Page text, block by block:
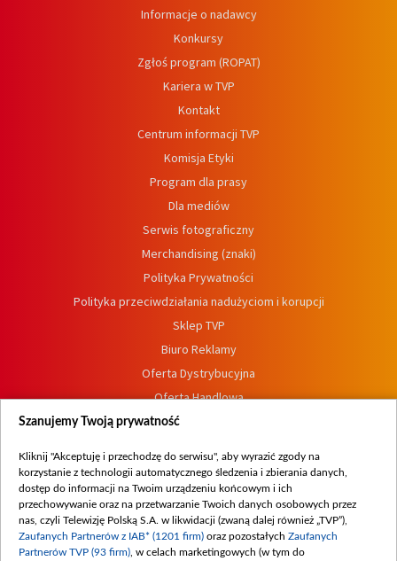
Informacje o nadawcy
Konkursy
Zgłoś program (ROPAT)
Kariera w TVP
Kontakt
Centrum informacji TVP
Komisja Etyki
Program dla prasy
Dla mediów
Serwis fotograficzny
Merchandising (znaki)
Polityka Prywatności
Polityka przeciwdziałania nadużyciom i korupcji
Sklep TVP
Biuro Reklamy
Oferta Dystrybucyjna
Oferta Handlowa
Dostępność
Procedura zgłoszeń wewnętrznych
Szanujemy Twoją prywatność
Kliknij "Akceptuję i przechodzę do serwisu", aby wyrazić zgody na
korzystanie z technologii automatycznego śledzenia i zbierania danych,
dostęp do informacji na Twoim urządzeniu końcowym i ich
przechowywanie oraz na przetwarzanie Twoich danych osobowych przez
nas, czyli Telewizję Polską S.A. w likwidacji (zwaną dalej również „TVP”),
Zaufanych Partnerów z IAB* (1201 firm) oraz pozostałych Zaufanych
Partnerów TVP (93 firm) , w celach marketingowych (w tym do